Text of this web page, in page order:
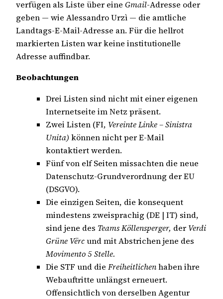
verfügen als Liste über eine Gmail-Adresse oder
geben — wie Alessandro Urzì — die amtliche
Landtags-E-Mail-Adresse an. Für die hellrot
markierten Listen war keine institutionelle
Adresse auffindbar.
Beobachtungen
Drei Listen sind nicht mit einer eigenen
Internetseite im Netz präsent.
Zwei Listen (FI, Vereinte Linke – Sinistra
Unita) können nicht per E-Mail
kontaktiert werden.
Fünf von elf Seiten missachten die neue
Datenschutz-Grundverordnung der EU
(DSGVO).
Die einzigen Seiten, die konsequent
mindestens zweisprachig (DE | IT) sind,
sind jene des Teams Köllensperger, der Verdi
Grüne Vërcund mit Abstrichen jene des
Movimento 5 Stelle.
Die STF und die Freiheitlichenhaben ihre
Webauftritte unlängst erneuert.
Offensichtlich von derselben Agentur